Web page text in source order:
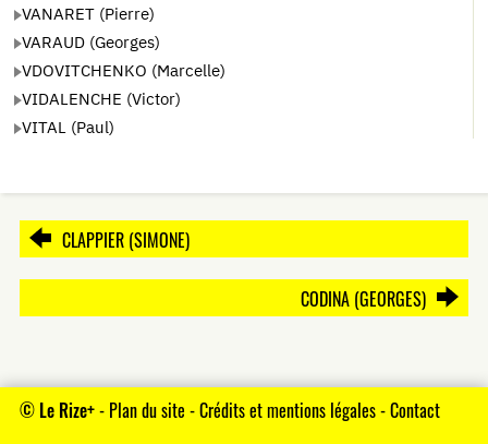
VANARET (Pierre)
VARAUD (Georges)
VDOVITCHENKO (Marcelle)
VIDALENCHE (Victor)
VITAL (Paul)
CLAPPIER (SIMONE)
CODINA (GEORGES)
© Le Rize+- Plan du site -Crédits et mentions légales-Contact